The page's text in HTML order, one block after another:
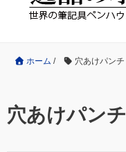
ホーム / 穴あけパンチ
穴あけパンチ